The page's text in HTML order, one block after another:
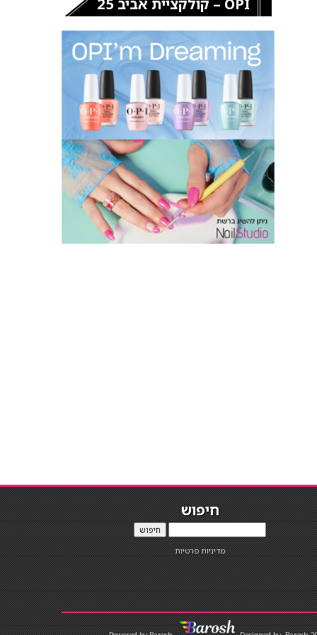
OPI – קולקציית אביב 25
חיפוש
חיפוש
מדיניות פרטיות